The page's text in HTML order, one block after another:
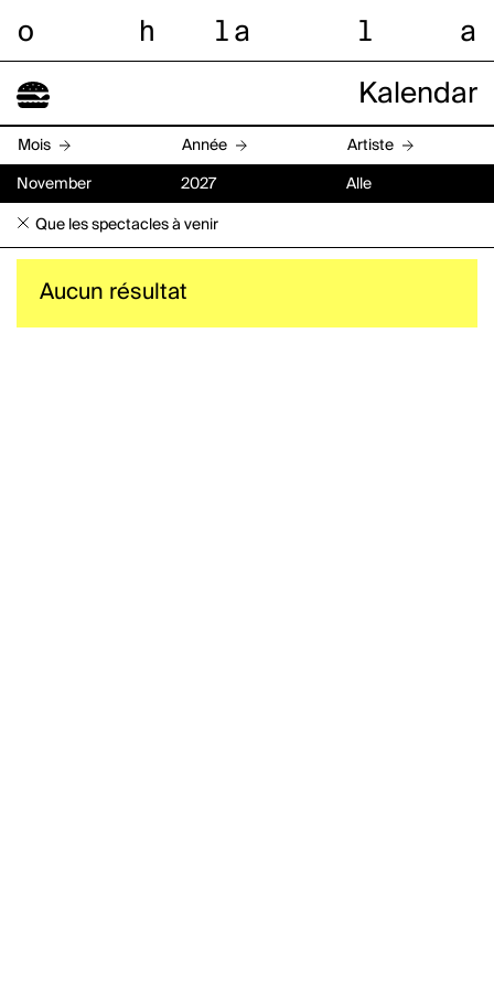
o h l a l a
Kalendar
Mois Année Artiste
November 2027 Alle
Que les spectacles à venir
Aucun résultat